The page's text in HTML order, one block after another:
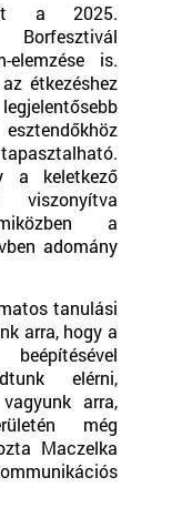
a 2025.
elemzése is.
étkezéshez
a keletkező
viszonyítva
a
adomány
tanulási
arra, hogy a
elérni,
arra,
még
Maczelka